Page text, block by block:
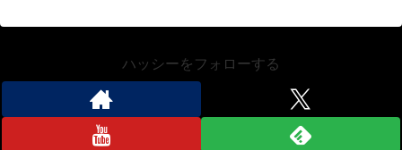
ハッシーをフォローする